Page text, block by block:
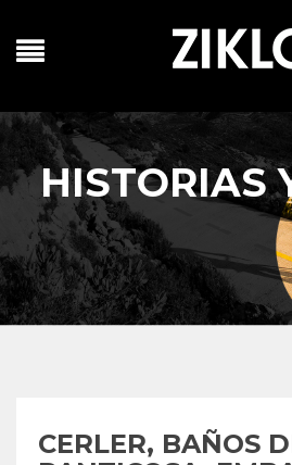
HISTORIAS
CERLER, BAÑOS